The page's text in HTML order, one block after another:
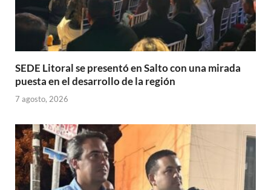
SEDE Litoral se presentó en Salto con una mirada
puesta en el desarrollo de la región
7 agosto, 2026